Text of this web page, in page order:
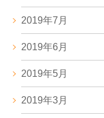
2019年7月
2019年6月
2019年5月
2019年3月